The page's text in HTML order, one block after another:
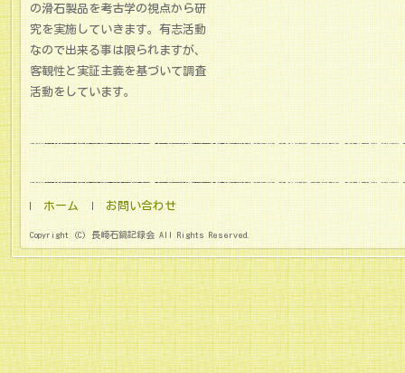
の滑石製品を考古学の視点から研
究を実施していきます。有志活動
なので出来る事は限られますが、
客観性と実証主義を基づいて調査
活動をしています。
ホーム お問い合わせ
Copyright (C) 長崎石鍋記録会 All Rights Reserved.